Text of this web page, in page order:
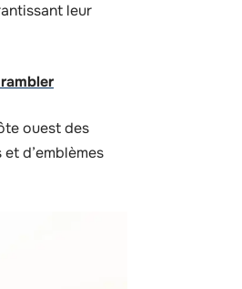
leur
ouest des
d’emblèmes